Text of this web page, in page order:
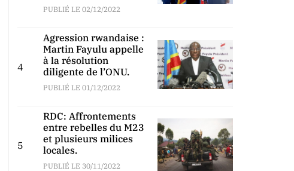
PUBLIÉ LE 02/12/2022
4
Agression rwandaise :
Martin Fayulu appelle
à la résolution
diligente de l’ONU.
PUBLIÉ LE 01/12/2022
5
RDC: Affrontements
entre rebelles du M23
et plusieurs milices
locales.
PUBLIÉ LE 30/11/2022